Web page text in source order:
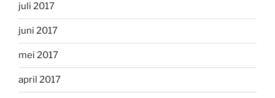
juli 2017
juni 2017
mei 2017
april 2017